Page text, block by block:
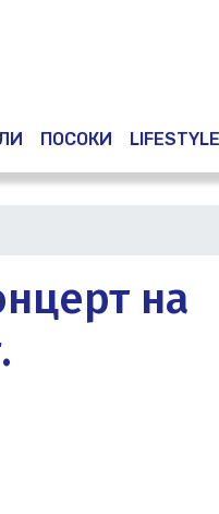
ПОСОКИ LIFESTYLE
на